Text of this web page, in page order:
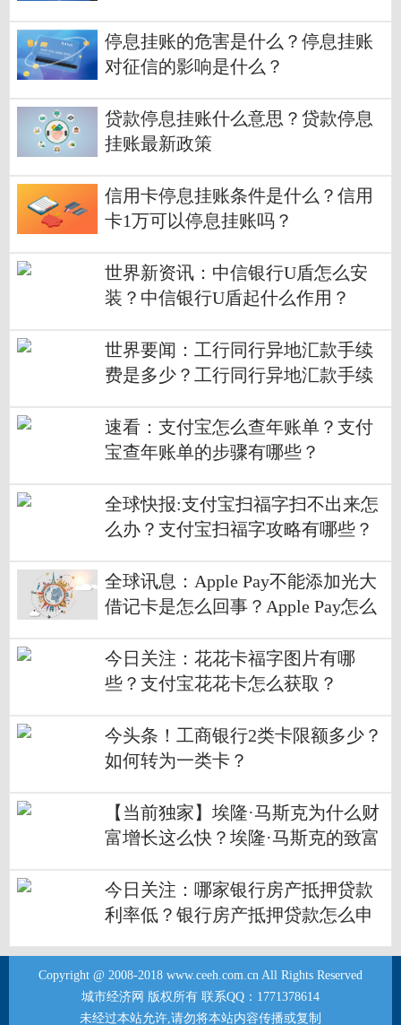
停息挂账的危害是什么？停息挂账
对征信的影响是什么？
贷款停息挂账什么意思？贷款停息
挂账最新政策
信用卡停息挂账条件是什么？信用
卡1万可以停息挂账吗？
世界新资讯：中信银行U盾怎么安
装？中信银行U盾起什么作用？
世界要闻：工行同行异地汇款手续
费是多少？工行同行异地汇款手续
速看：支付宝怎么查年账单？支付
宝查年账单的步骤有哪些？
全球快报:支付宝扫福字扫不出来怎
么办？支付宝扫福字攻略有哪些？
全球讯息：Apple Pay不能添加光大
借记卡是怎么回事？Apple Pay怎么
今日关注：花花卡福字图片有哪
些？支付宝花花卡怎么获取？
今头条！工商银行2类卡限额多少？
如何转为一类卡？
【当前独家】埃隆·马斯克为什么财
富增长这么快？埃隆·马斯克的致富
今日关注：哪家银行房产抵押贷款
利率低？银行房产抵押贷款怎么申
Copyright @ 2008-2018 www.ceeh.com.cn All Rights Reserved
城市经济网 版权所有 联系QQ：1771378614
未经过本站允许,请勿将本站内容传播或复制